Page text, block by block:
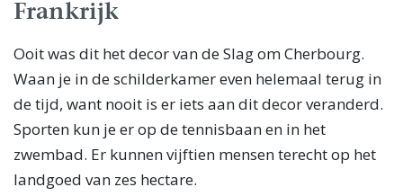
Frankrijk
Ooit was dit het decor van de Slag om Cherbourg.
Waan je in de schilderkamer even helemaal terug in
de tijd, want nooit is er iets aan dit decor veranderd.
Sporten kun je er op de tennisbaan en in het
zwembad. Er kunnen vijftien mensen terecht op het
landgoed van zes hectare.